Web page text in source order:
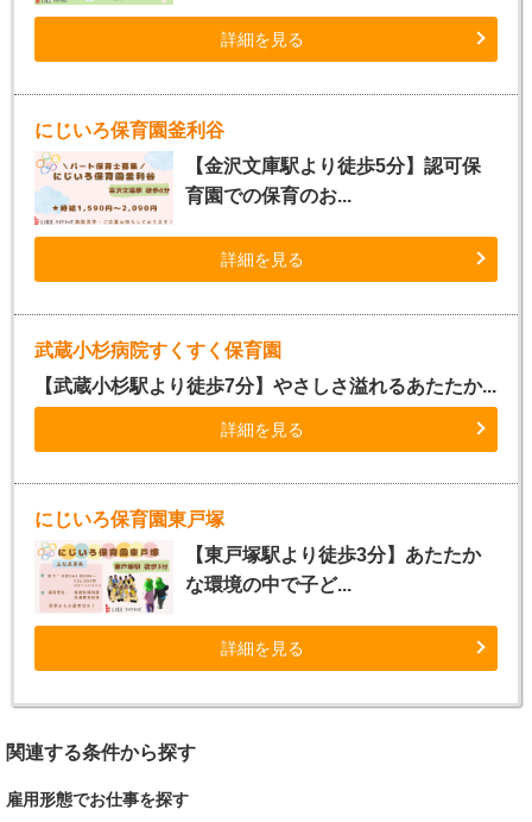
詳細を見る
にじいろ保育園釜利谷
【金沢文庫駅より徒歩5分】認可保
育園での保育のお...
詳細を見る
武蔵小杉病院すくすく保育園
【武蔵小杉駅より徒歩7分】やさしさ溢れるあたたか...
詳細を見る
にじいろ保育園東戸塚
【東戸塚駅より徒歩3分】あたたか
な環境の中で子ど...
詳細を見る
関連する条件から探す
雇用形態でお仕事を探す